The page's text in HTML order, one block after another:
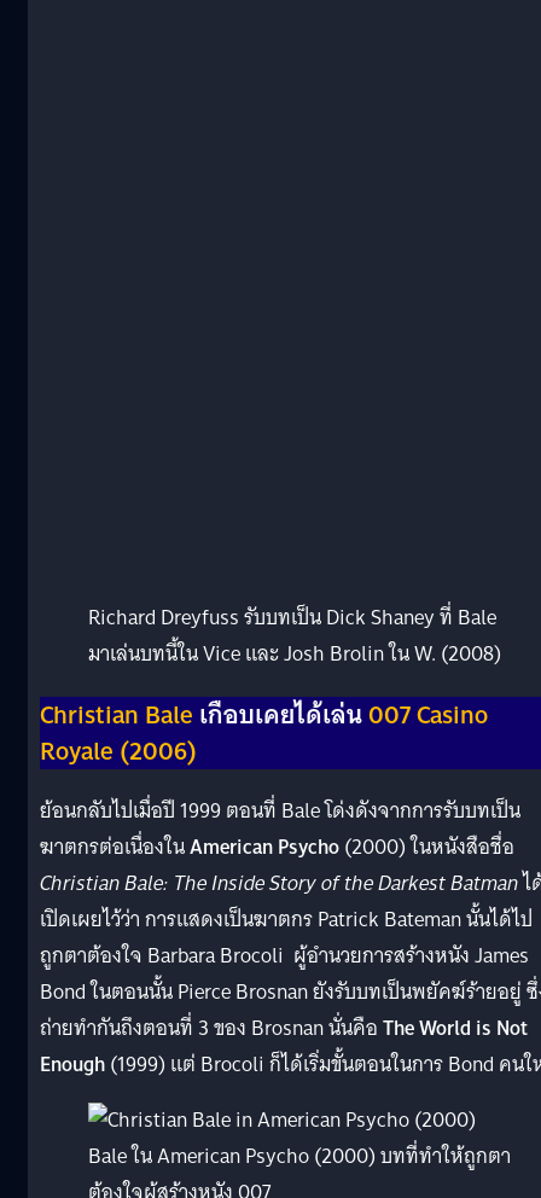
Richard Dreyfuss รับบทเป็น Dick Shaney ที่ Bale
มาเล่นบทนี้ใน Vice และ Josh Brolin ใน W. (2008)
Christian Baleเกือบเคยได้เล่น007 Casino
Royale (2006)
ย้อนกลับไปเมื่อปี 1999 ตอนที่ Bale โด่งดังจากการรับบทเป็น
ฆาตกรต่อเนื่องในAmerican Psycho(2000) ในหนังสือชื่อ
Christian Bale: The Inside Story of the Darkest Batmanไ
เปิดเผยไว้ว่า การแสดงเป็นฆาตกร Patrick Bateman นั้นได้ไป
ถูกตาต้องใจ Barbara Brocoli ผู้อำนวยการสร้างหนัง James
Bond ในตอนนั้น Pierce Brosnan ยังรับบทเป็นพยัคฆ์ร้ายอยู่
ถ่ายทำกันถึงตอนที่ 3 ของ Brosnan นั่นคือThe World is Not
Enough(1999) แต่ Brocoli ก็ได้เริ่มขั้นตอนในการ Bond คน
Bale ใน American Psycho (2000) บทที่ทำให้ถูกตา